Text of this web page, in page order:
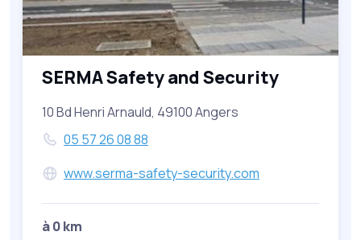
SERMA Safety and Security
10 Bd Henri Arnauld, 49100 Angers
05 57 26 08 88
www.serma-safety-security.com
à 0 km